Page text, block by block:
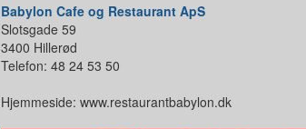
Babylon Cafe og Restaurant ApS
Slotsgade 59
3400 Hillerød
Telefon: 48 24 53 50
Hjemmeside: www.restaurantbabylon.dk